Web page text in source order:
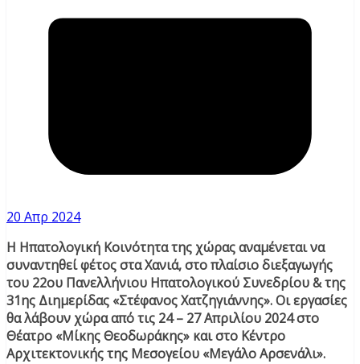
20 Απρ 2024
H Ηπατολογική Κοινότητα της χώρας αναμένεται να
συναντηθεί φέτος στα Χανιά, στο πλαίσιο διεξαγωγής
του 22ου Πανελλήνιου Ηπατολογικού Συνεδρίου & της
31ης Διημερίδας «Στέφανος Χατζηγιάννης». Οι εργασίες
θα λάβουν χώρα από τις 24 – 27 Απριλίου 2024 στο
Θέατρο «Μίκης Θεοδωράκης» και στο Κέντρο
Αρχιτεκτονικής της Μεσογείου «Μεγάλο Αρσενάλι».